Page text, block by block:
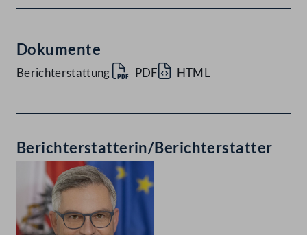
Dokumente
Berichterstattung PDF HTML
Berichterstatterin/Berichterstatter